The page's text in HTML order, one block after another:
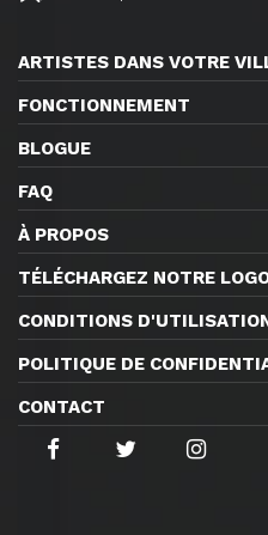
ARTISTES DANS VOTRE
FONCTIONNEMENT
BLOGUE
FAQ
À PROPOS
TÉLÉCHARGEZ NOTRE
CONDITIONS
POLITIQUE DE
CONTACT